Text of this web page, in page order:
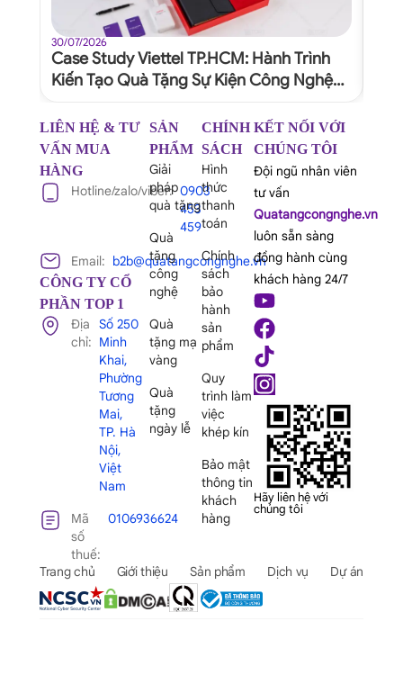
30/07/2026
Case Study Viettel TP.HCM: Hành Trình
Kiến Tạo Quà Tặng Sự Kiện Công Nghệ
LIÊN HỆ & TƯ
VẤN MUA
HÀNG
Hotline/zalo/viber: 0903
453
459
Email: b2b@quatangcongnghe.vn
CÔNG TY CỔ
PHẦN TOP 1
Địa
chỉ:
Số 250
Minh
Khai,
Phường
Tương
Mai,
TP. Hà
Nội,
Việt
Nam
Mã
số
thuế:
0106936624
SẢN
PHẨM
Giải
pháp
quà tặng
Quà
tặng
công
nghệ
Quà
tặng mạ
vàng
Quà
tặng
ngày lễ
CHÍNH
SÁCH
Hình
thức
thanh
toán
Chính
sách
bảo
hành
sản
phẩm
Quy
trình làm
việc
khép kín
Bảo mật
thông tin
khách
hàng
KẾT NỐI VỚI
CHÚNG TÔI
Đội ngũ nhân viên
tư vấn
Quatangcongnghe.vn
luôn sẵn sàng
đồng hành cùng
khách hàng 24/7
Hãy liên hệ với
chúng tôi
Trang chủ Giới thiệu Sản phẩm Dịch vụ Dự án